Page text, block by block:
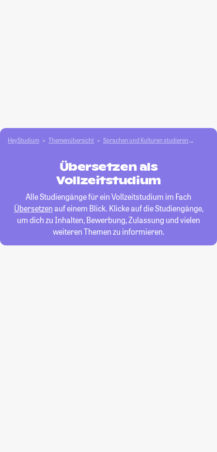
HeyStudium Themenübersicht Sprachen und Kulturen studieren
Übersetzen als
Vollzeitstudium
Alle Studiengänge für ein Vollzeitstudium im Fach
Übersetzenauf einem Blick. Klicke auf die Studiengänge,
um dich zu Inhalten, Bewerbung, Zulassung und vielen
weiteren Themen zu informieren.